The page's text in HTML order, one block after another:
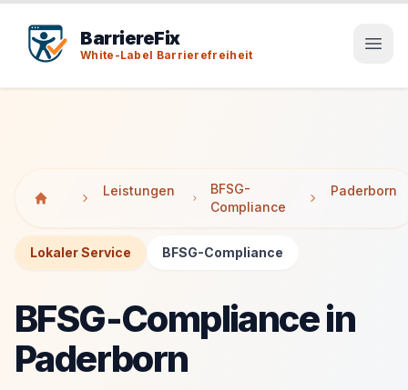
BarriereFix
White-Label Barrierefreiheit
Leistungen
BFSG-
Compliance
Paderborn
Lokaler Service BFSG-Compliance
BFSG-Compliance in
Paderborn